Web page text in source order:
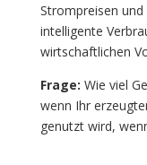
Strompreisen
intelligente
wirtschaftlichen
Frage: Wie viel
wenn Ihr
genutzt wird,